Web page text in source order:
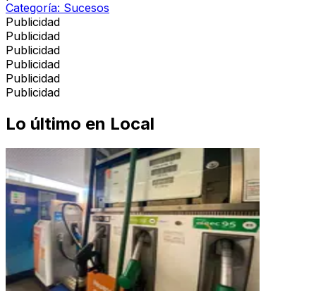
Categoría: Sucesos
Publicidad
Publicidad
Publicidad
Publicidad
Publicidad
Publicidad
Lo último en Local